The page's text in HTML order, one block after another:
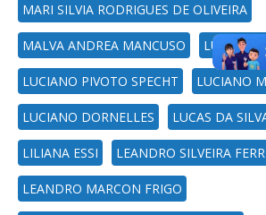
MARI SILVIA RODRIGUES DE OLIVEIRA
MALVA ANDREA MANCUSO LUCINÉIA
LUCIANO PIVOTO SPECHT LUCIANO
LUCIANO DORNELLES LUCAS DA
LILIANA ESSI LEANDRO SILVEIRA
LEANDRO MARCON FRIGO